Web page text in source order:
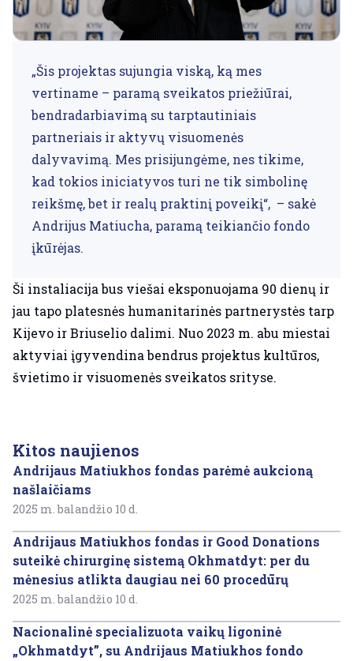
„Šis projektas sujungia viską, ką mes
vertiname – paramą sveikatos priežiūrai,
bendradarbiavimą su tarptautiniais
partneriais ir aktyvų visuomenės
dalyvavimą. Mes prisijungėme, nes tikime,
kad tokios iniciatyvos turi ne tik simbolinę
reikšmę, bet ir realų praktinį poveikį“, – sakė
Andrijus Matiucha, paramą teikiančio fondo
įkūrėjas.
Ši instaliacija bus viešai eksponuojama 90 dienų ir
jau tapo platesnės humanitarinės partnerystės tarp
Kijevo ir Briuselio dalimi. Nuo 2023 m. abu miestai
aktyviai įgyvendina bendrus projektus kultūros,
švietimo ir visuomenės sveikatos srityse.
Kitos naujienos
Andrijaus Matiukhos fondas parėmė aukcioną
našlaičiams
2025 m. balandžio 10 d.
Andrijaus Matiukhos fondas ir Good Donations
suteikė chirurginę sistemą Okhmatdyt: per du
mėnesius atlikta daugiau nei 60 procedūrų
2025 m. balandžio 10 d.
Nacionalinė specializuota vaikų ligoninė
„Okhmatdyt”, su Andrijaus Matiukhos fondo